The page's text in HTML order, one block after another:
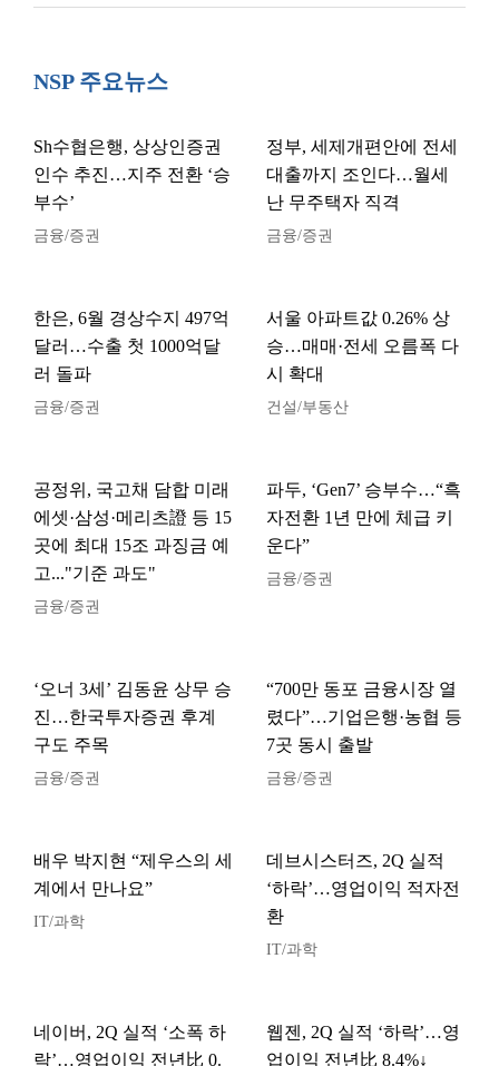
NSP 주요뉴스
Sh수협은행, 상상인증권
인수 추진…지주 전환 ‘승
부수’
금융/증권
정부, 세제개편안에 전세
대출까지 조인다…월세
난 무주택자 직격
금융/증권
한은, 6월 경상수지 497억
달러…수출 첫 1000억달
러 돌파
금융/증권
서울 아파트값 0.26% 상
승…매매·전세 오름폭 다
시 확대
건설/부동산
공정위, 국고채 담합 미래
에셋·삼성·메리츠證 등 15
곳에 최대 15조 과징금 예
고..."기준 과도"
금융/증권
파두, ‘Gen7’ 승부수…“흑
자전환 1년 만에 체급 키
운다”
금융/증권
‘오너 3세’ 김동윤 상무 승
진…한국투자증권 후계
구도 주목
금융/증권
“700만 동포 금융시장 열
렸다”…기업은행·농협 등
7곳 동시 출발
금융/증권
배우 박지현 “제우스의 세
계에서 만나요”
IT/과학
데브시스터즈, 2Q 실적
‘하락’…영업이익 적자전
환
IT/과학
네이버, 2Q 실적 ‘소폭 하
락’…영업이익 전년比 0.
웹젠, 2Q 실적 ‘하락’…영
업이익 전년比 8.4%↓